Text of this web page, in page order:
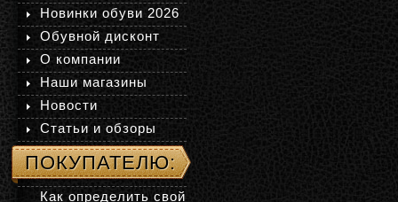
Новинки обуви 2026
Обувной дисконт
О компании
Наши магазины
Новости
Статьи и обзоры
ПОКУПАТЕЛЮ:
Как определить свой